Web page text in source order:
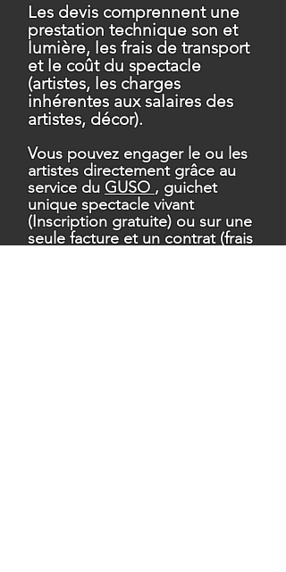
Les devis comprennent une
prestation technique son et
lumière, les frais de transport
et le coût du spectacle
(artistes, lescharges
inhérentes aux salaires des
artistes, décor).
Vous pouvez engager le ou les
artistes directement grâce au
service du GUSO , guichet
unique spectacle vivant
(Inscription gratuite) ou sur une
seule facture et un contrat (frais